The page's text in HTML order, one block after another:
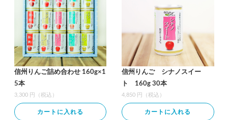
信州りんご詰め合わせ 160g×1
5本
3,300 円（税込）
カートに入れる
信州りんご シナノスイー
ト 160g 30本
4,850 円（税込）
カートに入れる